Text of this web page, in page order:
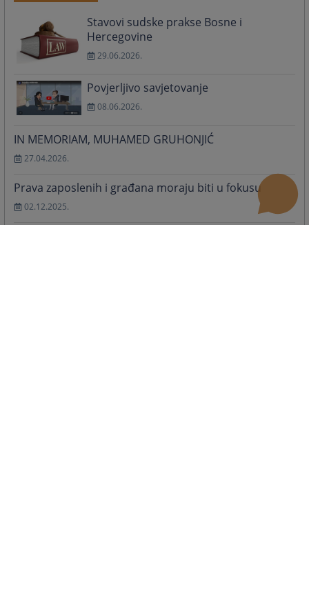
Stavovi sudske prakse Bosne i
Hercegovine
29.06.2026.
Povjerljivo savjetovanje
08.06.2026.
IN MEMORIAM, MUHAMED GRUHONJIĆ
27.04.2026.
Prava zaposlenih i građana moraju biti u fokusu
02.12.2025.